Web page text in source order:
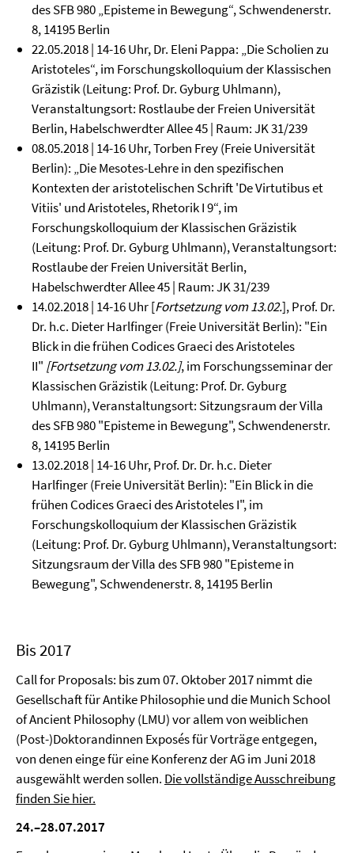
des SFB 980 „Episteme in Bewegung“, Schwendenerstr.
8, 14195 Berlin
22.05.2018 | 14-16 Uhr, Dr. Eleni Pappa: „Die Scholien zu
Aristoteles“, im Forschungskolloquium der Klassischen
Gräzistik (Leitung: Prof. Dr. Gyburg Uhlmann),
Veranstaltungsort: Rostlaube der Freien Universität
Berlin, Habelschwerdter Allee 45 | Raum: JK 31/239
08.05.2018 | 14-16 Uhr, Torben Frey (Freie Universität
Berlin): „Die Mesotes-Lehre in den spezifischen
Kontexten der aristotelischen Schrift 'De Virtutibus et
Vitiis' und Aristoteles, Rhetorik I 9“, im
Forschungskolloquium der Klassischen Gräzistik
(Leitung: Prof. Dr. Gyburg Uhlmann), Veranstaltungsort:
Rostlaube der Freien Universität Berlin,
Habelschwerdter Allee 45 | Raum: JK 31/239
14.02.2018 | 14-16 Uhr [Fortsetzung vom 13.02.], Prof. Dr.
Dr. h.c. Dieter Harlfinger (Freie Universität Berlin): "Ein
Blick in die frühen Codices Graeci des Aristoteles
II" [Fortsetzung vom 13.02.], im Forschungsseminar der
Klassischen Gräzistik (Leitung: Prof. Dr. Gyburg
Uhlmann), Veranstaltungsort: Sitzungsraum der Villa
des SFB 980 "Episteme in Bewegung", Schwendenerstr.
8, 14195 Berlin
13.02.2018 | 14-16 Uhr, Prof. Dr. Dr. h.c. Dieter
Harlfinger (Freie Universität Berlin): "Ein Blick in die
frühen Codices Graeci des Aristoteles I", im
Forschungskolloquium der Klassischen Gräzistik
(Leitung: Prof. Dr. Gyburg Uhlmann), Veranstaltungsort:
Sitzungsraum der Villa des SFB 980 "Episteme in
Bewegung", Schwendenerstr. 8, 14195 Berlin
Bis 2017
Call for Proposals: bis zum 07. Oktober 2017 nimmt die
Gesellschaft für Antike Philosophie und die Munich School
of Ancient Philosophy (LMU) vor allem von weiblichen
(Post-)Doktorandinnen Exposés für Vorträge entgegen,
von denen einge für eine Konferenz der AG im Juni 2018
ausgewählt werden sollen. Die vollständige Ausschreibung
finden Sie hier.
24.–28.07.2017